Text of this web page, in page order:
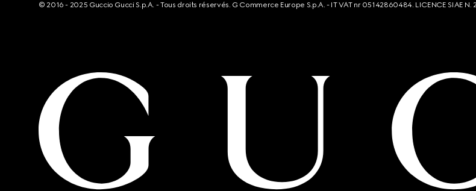
© 2016 - 2025 Guccio Gucci S.p.A. - Tous droits réservés. G Commerce Europe S.p.A. - IT VAT nr 05142860484. LICENCE SIAE